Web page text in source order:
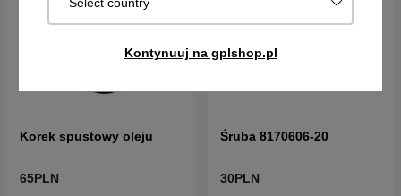
Kontynuuj na gplshop.pl
Korek spustowy oleju
65PLN
Śruba 8170606-20
30PLN